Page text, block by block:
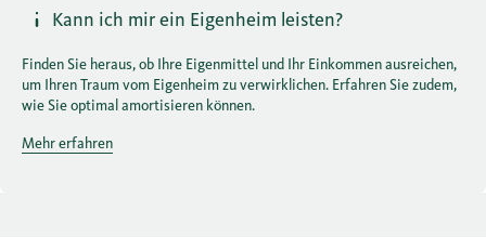
Kann ich mir ein Eigenheim leisten?
Finden Sie heraus, ob Ihre Eigenmittel und Ihr Einkommen ausreichen,
um Ihren Traum vom Eigenheim zu verwirklichen. Erfahren Sie zudem,
wie Sie optimal amortisieren können.
Mehr erfahren